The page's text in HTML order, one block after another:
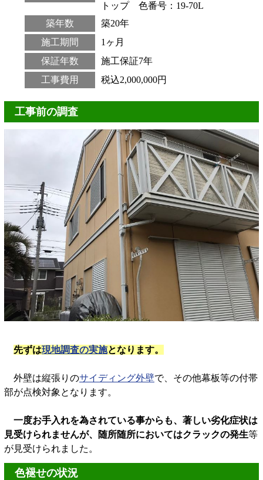
トップ 色番号：19-70L
築年数
築20年
施工期間
1ヶ月
保証年数
施工保証7年
工事費用
税込2,000,000円
工事前の調査
先ずは現地調査の実施となります。
外壁は縦張りのサイディング外壁で、その他幕板等の付帯
部が点検対象となります。
一度お手入れを為されている事からも、著しい劣化症状は
見受けられませんが、随所随所においてはクラックの発生等
が見受けられました。
色褪せの状況